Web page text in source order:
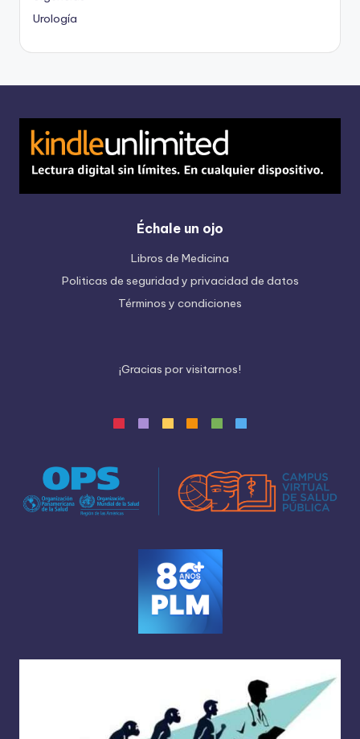
Urología
Échale un ojo
Libros de Medicina
Politicas de seguridad y privacidad de datos
Términos y condiciones
¡Gracias porvisitarnos!